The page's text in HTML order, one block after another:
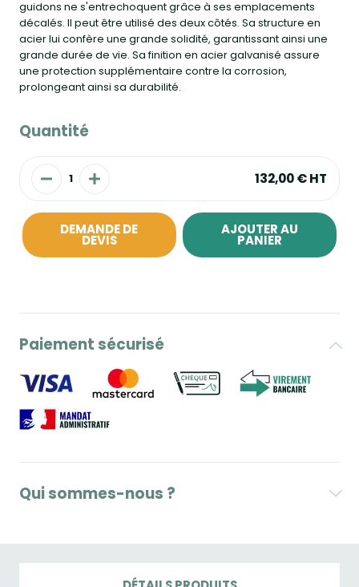
guidons ne s'entrechoquent grâce à ses emplacements
décalés. Il peut être utilisé des deux côtés. Sa structure en
acier lui confère une grande solidité, garantissant ainsi une
grande durée de vie. Sa finition en acier galvanisé assure
une protection supplémentaire contre la corrosion,
prolongeant ainsi sa durabilité.
Quantité
132,00 €HT
DEMANDE DE
DEVIS
AJOUTER AU
PANIER
Paiement sécurisé
Qui sommes-nous ?